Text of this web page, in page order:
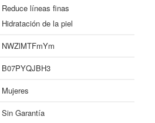
Reduce líneas finas
Hidratación de la piel
NWZlMTFmYm
B07PYQJBH3
Mujeres
Sin Garantía